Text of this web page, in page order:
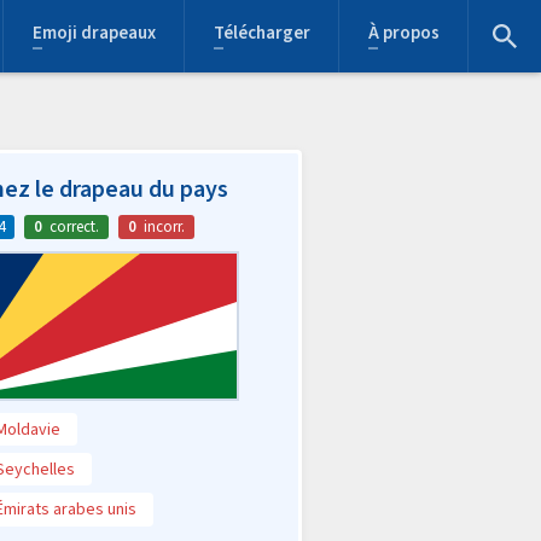
Emoji drapeaux Télécharger À propos
le drapeau du pays
0 correct. 0 incorr.
arabes unis